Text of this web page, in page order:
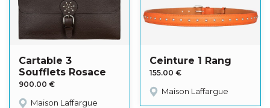
Cartable 3
Soufflets Rosace
900.00 €
Maison Laffargue
Ceinture 1 Rang
155.00€
Maison Laffargue